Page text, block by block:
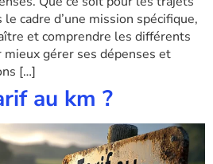
cadre d’une mission spécifique,
et comprendre les différents
gérer ses dépenses et
[…]
au km ?